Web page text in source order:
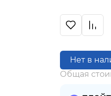
Нет в
Общая